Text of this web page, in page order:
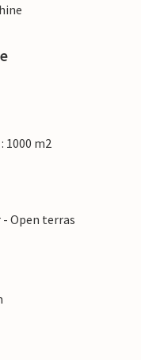
m2
Open terras